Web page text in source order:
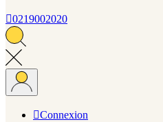
0219002020
Connexion